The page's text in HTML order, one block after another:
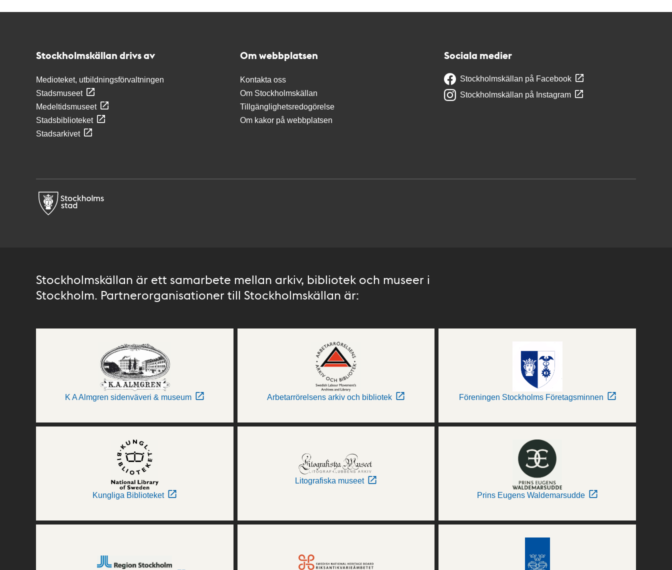
Stockholmskällan drivs av
Medioteket, utbildningsförvaltningen
Stadsmuseet
Medeltidsmuseet
Stadsbiblioteket
Stadsarkivet
Om webbplatsen
Kontakta oss
Om Stockholmskällan
Tillgänglighetsredogörelse
Om kakor på webbplatsen
Sociala medier
Stockholmskällan på Facebook
Stockholmskällan på Instagram
Stockholmskällan är ett samarbete mellan arkiv, bibliotek och museer i
Stockholm. Partnerorganisationer till Stockholmskällan är:
K A Almgren sidenväveri & museum Arbetarrörelsens arkiv och bibliotek Föreningen Stockholms Företagsminnen
Kungliga Biblioteket
Litografiska museet
Prins Eugens Waldemarsudde